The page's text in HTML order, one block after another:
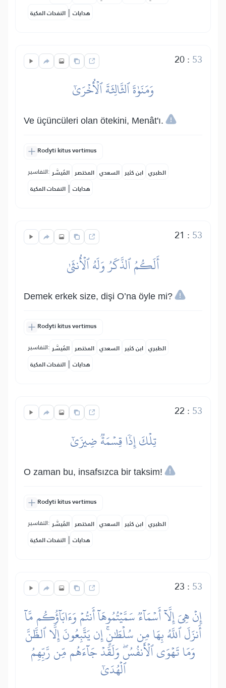
النفحات المكية | هدايات
20: 53
وَمَنَوٰةَ ٱلثَّالِثَةَ ٱلۡأُخۡرَىٰٓ
Ve üçüncüleri olan ötekini, Menât'ı.
Rodyti kitus vertimus
التفاسير: المُيسَّر المختصر السعدي ابن كثير الطبري
النفحات المكية | هدايات
21 : 53
أَلَكُمُ ٱلذَّكَرُ وَلَهُ ٱلۡأُنثَىٰ
Demek erkek size, dişi O’na öyle mi?
Rodyti kitus vertimus
التفاسير: المُيسَّر المختصر السعدي ابن كثير الطبري
النفحات المكية | هدايات
22 : 53
تِلۡكَ إِذٗا قِسۡمَةٞ ضِيزَىٰٓ
O zaman bu, insafsızca bir taksim!
Rodyti kitus vertimus
التفاسير: المُيسَّر المختصر السعدي ابن كثير الطبري
النفحات المكية | هدايات
23 : 53
إِنۡ هِيَ إِلَّآ أَسۡمَآءٞ سَمَّيۡتُمُوهَآ أَنتُمۡ وَءَابَآؤُكُم مَّآ
أَنزَلَ ٱللَّهُ بِهَا مِن سُلۡطَٰنٍۚ إِن يَتَّبِعُونَ إِلَّا ٱلظَّنَّ
وَمَا تَهۡوَى ٱلۡأَنفُسُۖ وَلَقَدۡ جَآءَهُم مِّن رَّبِّهِمُ
ٱلۡهُدَىٰٓ